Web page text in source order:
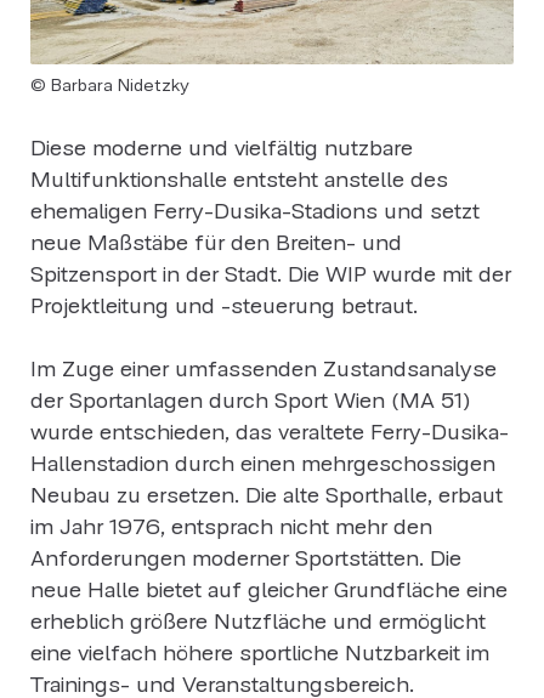
© Barbara Nidetzky
Diese moderne und vielfältig nutzbare
Multifunktionshalle entsteht anstelle des
ehemaligen Ferry-Dusika-Stadions und setzt
neue Maßstäbe für den Breiten- und
Spitzensport in der Stadt. Die WIP wurde mit der
Projektleitung und -steuerung betraut.
Im Zuge einer umfassenden Zustandsanalyse
der Sportanlagen durch Sport Wien (MA 51)
wurde entschieden, das veraltete Ferry-Dusika-
Hallenstadion durch einen mehrgeschossigen
Neubau zu ersetzen. Die alte Sporthalle, erbaut
im Jahr 1976, entsprach nicht mehr den
Anforderungen moderner Sportstätten. Die
neue Halle bietet auf gleicher Grundfläche eine
erheblich größere Nutzfläche und ermöglicht
eine vielfach höhere sportliche Nutzbarkeit im
Trainings- und Veranstaltungsbereich.